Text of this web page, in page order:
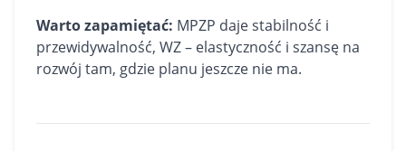
Warto zapamiętać: MPZP daje stabilność i
przewidywalność, WZ – elastyczność i szansę na
rozwój tam, gdzie planu jeszcze nie ma.